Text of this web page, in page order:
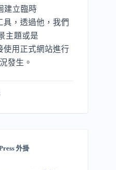
建立臨時
具，透過他，我們
主題或是
使用正式網站進行
發生。
外掛